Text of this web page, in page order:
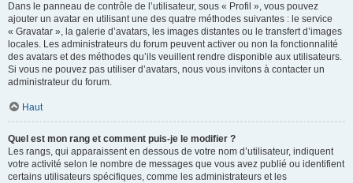
Dans le panneau de contrôle de l’utilisateur, sous « Profil », vous pouvez
ajouter un avatar en utilisant une des quatre méthodes suivantes : le service
« Gravatar », la galerie d’avatars, les images distantes ou le transfert d’images
locales. Les administrateurs du forum peuvent activer ou non la fonctionnalité
des avatars et des méthodes qu’ils veuillent rendre disponible aux utilisateurs.
Si vous ne pouvez pas utiliser d’avatars, nous vous invitons à contacter un
administrateur du forum.
Haut
Quel est mon rang et comment puis-je le modifier ?
Les rangs, qui apparaissent en dessous de votre nom d’utilisateur, indiquent
votre activité selon le nombre de messages que vous avez publié ou identifient
certains utilisateurs spécifiques, comme les administrateurs et les